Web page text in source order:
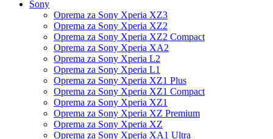
Sony
Oprema za Sony Xperia XZ3
Oprema za Sony Xperia XZ2
Oprema za Sony Xperia XZ2 Compact
Oprema za Sony Xperia XA2
Oprema za Sony Xperia L2
Oprema za Sony Xperia L1
Oprema za Sony Xperia XZ1 Plus
Oprema za Sony Xperia XZ1 Compact
Oprema za Sony Xperia XZ1
Oprema za Sony Xperia XZ Premium
Oprema za Sony Xperia XZ
Oprema za Sony Xperia XA1 Ultra